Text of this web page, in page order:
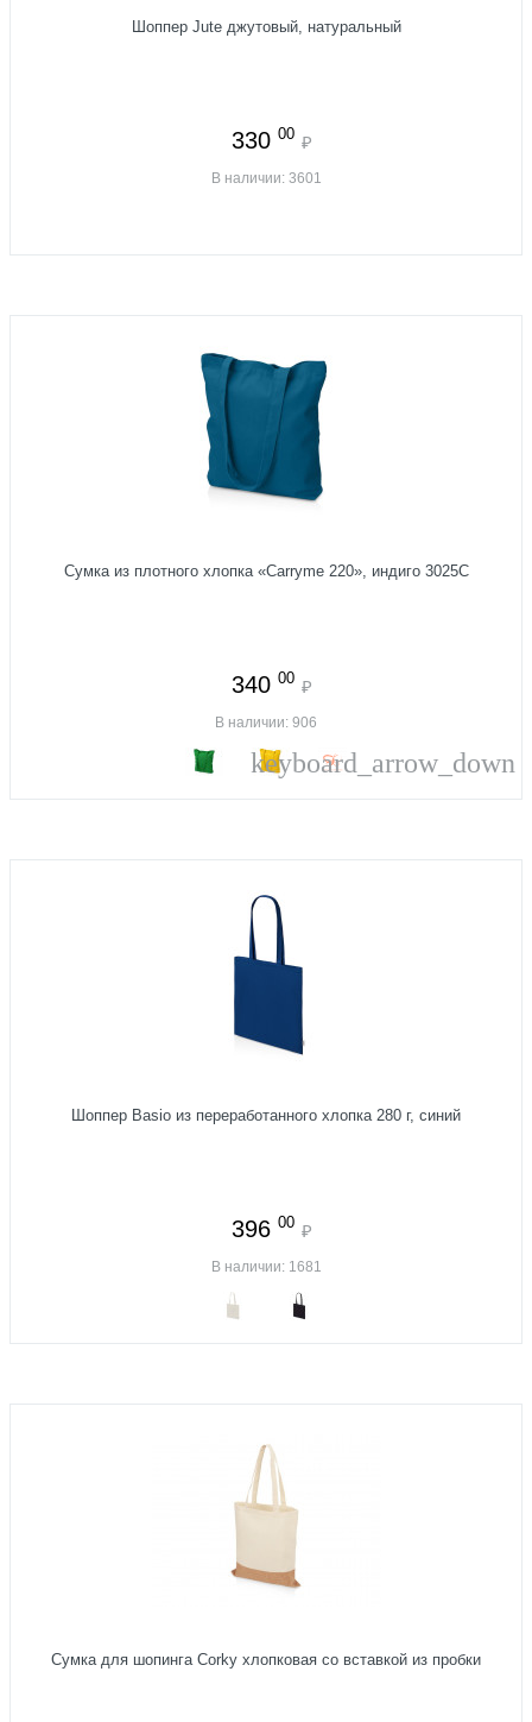
Шоппер Jute джутовый, натуральный
330 00 ₽
В наличии: 3601
Сумка из плотного хлопка «Carryme 220», индиго 3025C
340 00 ₽
В наличии: 906
keyboard_arrow_down
Шоппер Basio из переработанного хлопка 280 г, синий
396 00 ₽
В наличии: 1681
Сумка для шопинга Corky хлопковая со вставкой из пробки